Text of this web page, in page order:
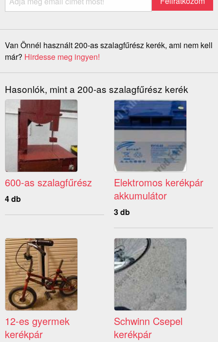
Van Önnél használt 200-as szalagfűrész kerék, ami nem kell
már? Hirdesse meg ingyen!
Hasonlók, mint a 200-as szalagfűrész kerék
600-as szalagfűrész
4 db
Elektromos kerékpár
akkumulátor
3 db
12-es gyermek
kerékpár
Schwinn Csepel
kerékpár